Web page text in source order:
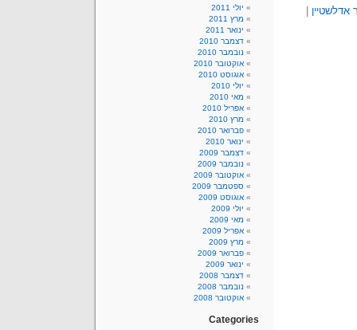
אדלשטיין
יולי 2011
מרץ 2011
ינואר 2011
דצמבר 2010
נובמבר 2010
אוקטובר 2010
אוגוסט 2010
יולי 2010
מאי 2010
אפריל 2010
מרץ 2010
פברואר 2010
ינואר 2010
דצמבר 2009
נובמבר 2009
אוקטובר 2009
ספטמבר 2009
אוגוסט 2009
יולי 2009
מאי 2009
אפריל 2009
מרץ 2009
פברואר 2009
ינואר 2009
דצמבר 2008
נובמבר 2008
אוקטובר 2008
Categories